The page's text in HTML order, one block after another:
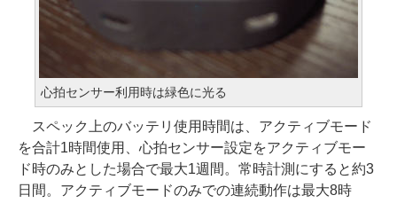
心拍センサー利用時は緑色に光る
スペック上のバッテリ使用時間は、アクティブモード
を合計1時間使用、心拍センサー設定をアクティブモー
ド時のみとした場合で最大1週間。常時計測にすると約3
日間。アクティブモードのみでの連続動作は最大8時